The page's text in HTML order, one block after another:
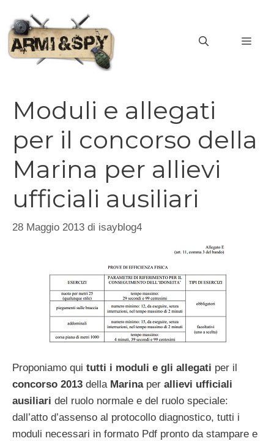
contenuto
Moduli e allegati
per il concorso della
Marina per allievi
ufficiali ausiliari
28 Maggio 2013 di isayblog4
Proponiamo qui tutti i moduli e gli allegati per il
concorso 2013 della Marinaper allievi ufficiali
ausiliari del ruolo normale e del ruolo speciale:
dall’atto d’assenso al protocollo diagnostico, tutti i
moduli necessari in formato Pdf pronto da stampare e